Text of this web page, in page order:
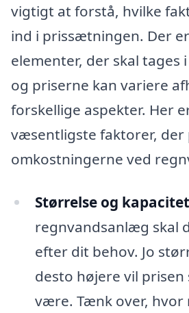
vigtigt at forstå, hvilke
ind i prissætningen. Der
elementer, der skal tages
og priserne kan variere
forskellige aspekter. Her
væsentligste faktorer, der
omkostningerne ved
Størrelse og
regnvandsanlæg skal
efter dit behov. Jo
desto højere vil prisen
være. Tænk over, hvor